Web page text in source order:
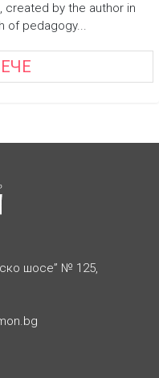
created by the author in
of pedagogy...
шосе” № 125,